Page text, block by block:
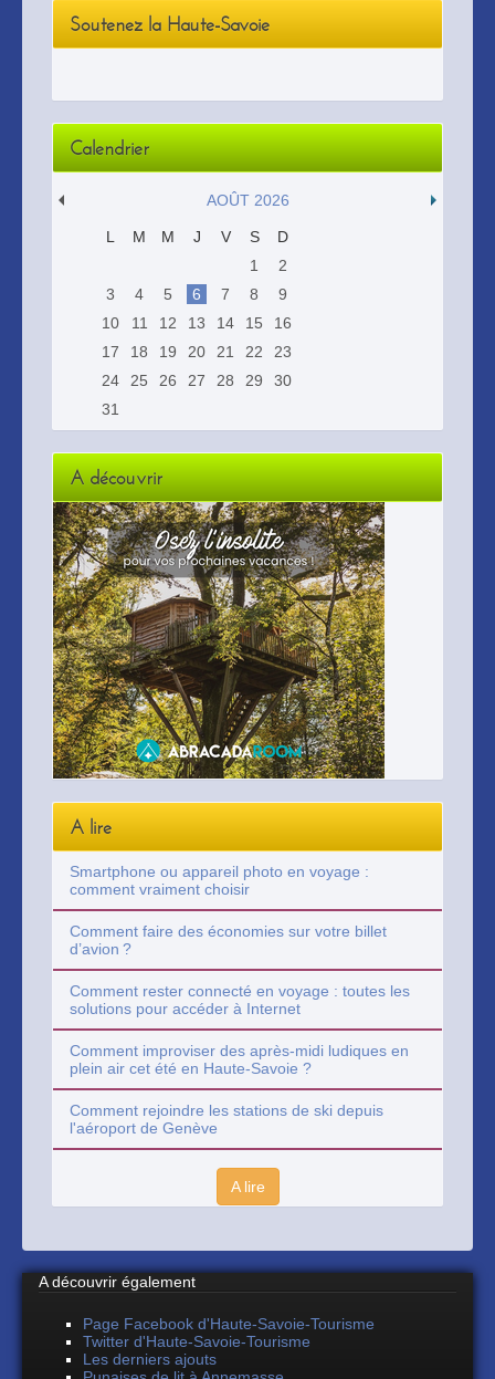
Soutenez la Haute-Savoie
Calendrier
AOÛT 2026
L M M J V S
D
1
2
3
4 5 6 7 8
9
10
11 12 13 14 15
16
17
18 19 20 21 22
23
24
25 26 27 28 29
30
31
A découvrir
A lire
Smartphone ou appareil photo en voyage :
comment vraiment choisir
Comment faire des économies sur votre billet
d’avion ?
Comment rester connecté en voyage : toutes les
solutions pour accéder à Internet
Comment improviser des après-midi ludiques en
plein air cet été en Haute-Savoie ?
Comment rejoindre les stations de ski depuis
l'aéroport de Genève
A lire
A découvrir également
Page Facebook d'Haute-Savoie-Tourisme
Twitter d'Haute-Savoie-Tourisme
Les derniers ajouts